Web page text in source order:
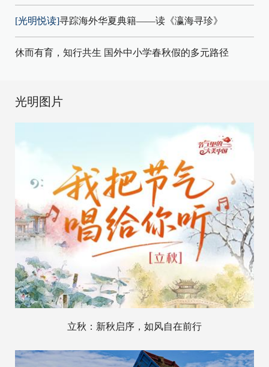
[光明悦读]寻踪海外华夏典籍——读《瀛海寻珍》
休而有育，知行共生 国外中小学春秋假的多元路径
光明图片
立秋：新秋启序，如风自在前行